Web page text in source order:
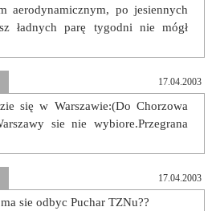
aerodynamicznym, po jesiennych
ładnych parę tygodni nie mógł
17.04.2003
się w Warszawie:(Do Chorzowa
sie nie wybiore.Przegrana
17.04.2003
sie odbyc Puchar TZNu??